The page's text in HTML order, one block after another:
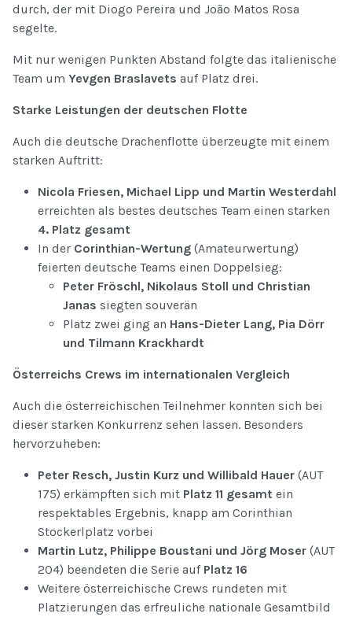
durch, der mit Diogo Pereira und João Matos Rosa
segelte.
Mit nur wenigen Punkten Abstand folgte das italienische
Team um Yevgen Braslavets auf Platz drei.
Starke Leistungen der deutschen Flotte
Auch die deutsche Drachenflotte überzeugte mit einem
starken Auftritt:
Nicola Friesen, Michael Lipp und Martin Westerdahl
erreichten als bestes deutsches Team einen starken
4. Platz gesamt
In der Corinthian-Wertung (Amateurwertung)
feierten deutsche Teams einen Doppelsieg:
Peter Fröschl, Nikolaus Stoll und Christian
Janas siegten souverän
Platz zwei ging an Hans-Dieter Lang, Pia Dörr
und Tilmann Krackhardt
Österreichs Crews im internationalen Vergleich
Auch die österreichischen Teilnehmer konnten sich bei
dieser starken Konkurrenz sehen lassen. Besonders
hervorzuheben:
Peter Resch, Justin Kurz und Willibald Hauer (AUT
175) erkämpften sich mit Platz 11 gesamt ein
respektables Ergebnis, knapp am Corinthian
Stockerlplatz vorbei
Martin Lutz, Philippe Boustani und Jörg Moser (AUT
204) beendeten die Serie auf Platz 16
Weitere österreichische Crews rundeten mit
Platzierungen das erfreuliche nationale Gesamtbild